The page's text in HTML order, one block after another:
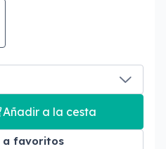
Añadir a la cesta
a favoritos